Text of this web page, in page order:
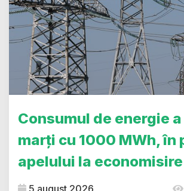
Consumul de energie
marți cu 1000 MWh, în
apelului la economisire
5 august 2026